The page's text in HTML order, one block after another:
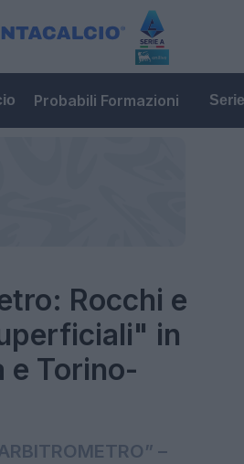
Probabili Formazioni
Rocchi e
in
e Torino-
–